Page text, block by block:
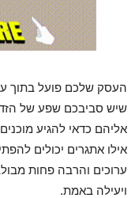
העסק שלכם פועל בתוך
שיש סביבכם שפע של
אליהם כדאי להגיע
אילו אתגרים יכולים
ערוכים והרבה פחות
ויעילה באמת.